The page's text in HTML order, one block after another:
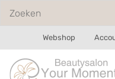
Webshop